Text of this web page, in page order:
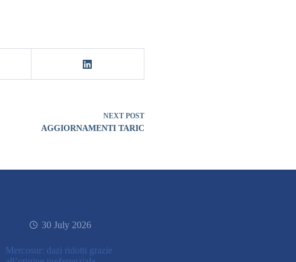
NEXT POST
AGGIORNAMENTI TARIC
30 July 2026
Mercosur: dazi ridotti grazie